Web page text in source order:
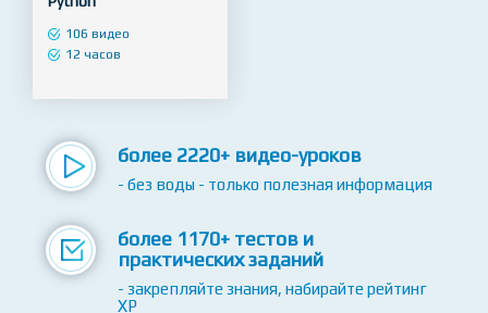
Шаблоны
проектирования на
Python
- без воды - только полезная информация
более 1170+ тестов и